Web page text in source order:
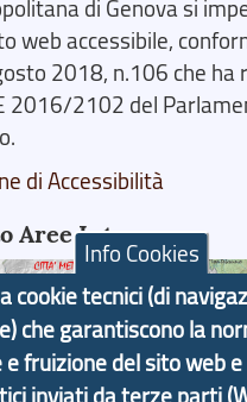
di Genova si
web accessibile,
2018, n.106 che ha
2016/2102 del
di Accessibilità
Aree Interne
marketing territoriale e
Info Cookies
cookie tecnici (di
che garantiscono la
e fruizione del sito web e
inviati da terze parti